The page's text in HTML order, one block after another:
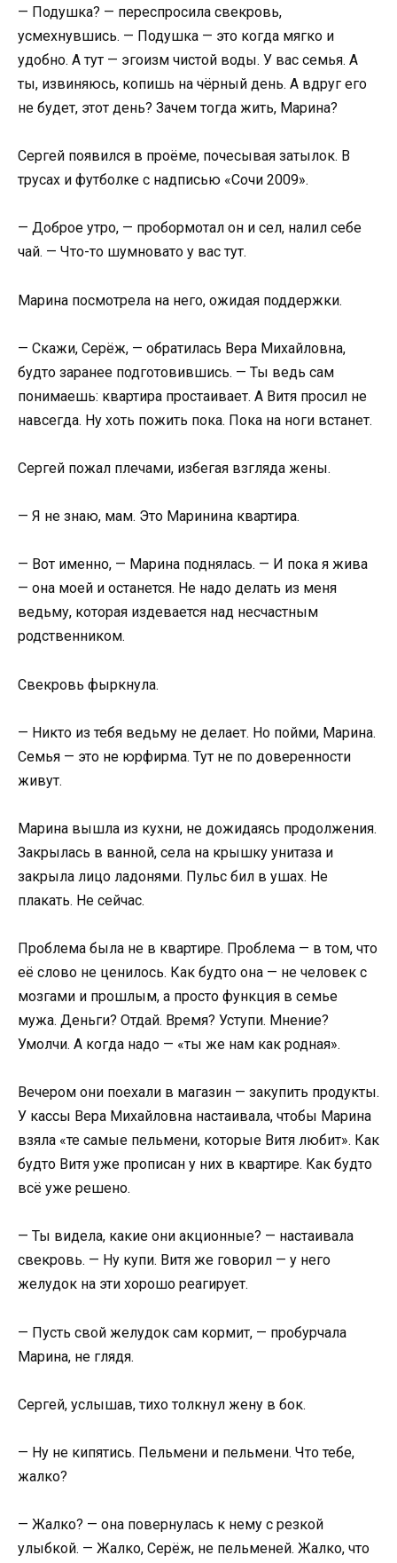
— Подушка? — переспросила свекровь,
усмехнувшись. — Подушка — это когда мягко и
удобно. А тут — эгоизм чистой воды. У вас семья. А
ты, извиняюсь, копишь на чёрный день. А вдруг его
не будет, этот день? Зачем тогда жить, Марина?
Сергей появился в проёме, почесывая затылок. В
трусах и футболке с надписью «Сочи 2009».
— Доброе утро, — пробормотал он и сел, налил себе
чай. — Что-то шумновато у вас тут.
Марина посмотрела на него, ожидая поддержки.
— Скажи, Серёж, — обратилась Вера Михайловна,
будто заранее подготовившись. — Ты ведь сам
понимаешь: квартира простаивает. А Витя просил не
навсегда. Ну хоть пожить пока. Пока на ноги встанет.
Сергей пожал плечами, избегая взгляда жены.
— Я не знаю, мам. Это Маринина квартира.
— Вот именно, — Марина поднялась. — И пока я жива
— она моей и останется. Не надо делать из меня
ведьму, которая издевается над несчастным
родственником.
Свекровь фыркнула.
— Никто из тебя ведьму не делает. Но пойми, Марина.
Семья — это не юрфирма. Тут не по доверенности
живут.
Марина вышла из кухни, не дожидаясь продолжения.
Закрылась в ванной, села на крышку унитаза и
закрыла лицо ладонями. Пульс бил в ушах. Не
плакать. Не сейчас.
Проблема была не в квартире. Проблема — в том, что
её слово не ценилось. Как будто она — не человек с
мозгами и прошлым, а просто функция в семье
мужа. Деньги? Отдай. Время? Уступи. Мнение?
Умолчи. А когда надо — «ты же нам как родная».
Вечером они поехали в магазин — закупить продукты.
У кассы Вера Михайловна настаивала, чтобы Марина
взяла «те самые пельмени, которые Витя любит». Как
будто Витя уже прописан у них в квартире. Как будто
всё уже решено.
— Ты видела, какие они акционные? — настаивала
свекровь. — Ну купи. Витя же говорил — у него
желудок на эти хорошо реагирует.
— Пусть свой желудок сам кормит, — пробурчала
Марина, не глядя.
Сергей, услышав, тихо толкнул жену в бок.
— Ну не кипятись. Пельмени и пельмени. Что тебе,
жалко?
— Жалко? — она повернулась к нему с резкой
улыбкой. — Жалко, Серёж, не пельменей. Жалко, что